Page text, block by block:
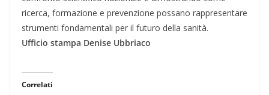
ricerca, formazione e prevenzione possano rappresentare
strumenti fondamentali per il futuro della sanità.
Ufficio stampa Denise Ubbriaco
Correlati